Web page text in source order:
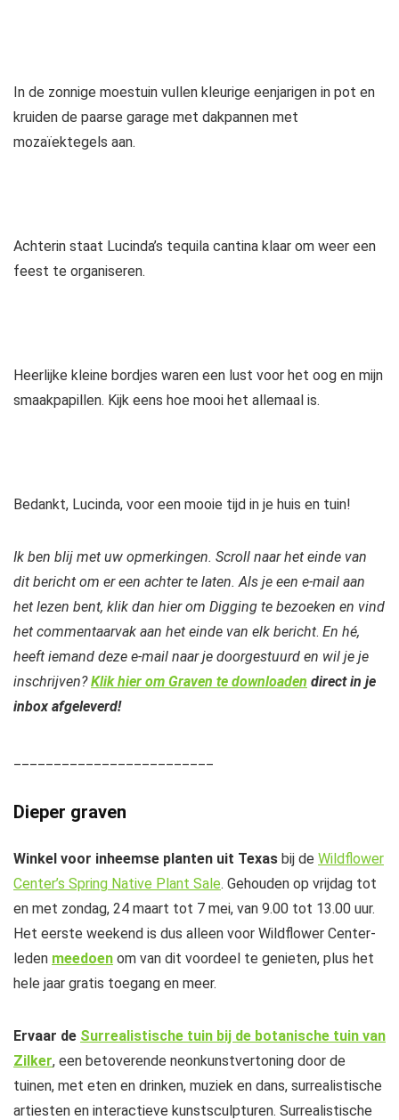
In de zonnige moestuin vullen kleurige eenjarigen in pot en
kruiden de paarse garage met dakpannen met
mozaïektegels aan.
Achterin staat Lucinda’s tequila cantina klaar om weer een
feest te organiseren.
Heerlijke kleine bordjes waren een lust voor het oog en mijn
smaakpapillen. Kijk eens hoe mooi het allemaal is.
Bedankt, Lucinda, voor een mooie tijd in je huis en tuin!
Ik ben blij met uw opmerkingen. Scroll naar het einde van
dit bericht om er een achter te laten. Als je een e-mail aan
het lezen bent, klik dan hier om Digging te bezoeken en vind
het commentaarvak aan het einde van elk bericht. En hé,
heeft iemand deze e-mail naar je doorgestuurd en wil je je
inschrijven?Klik hier om Graven te downloaden direct in je
inbox afgeleverd!
Dieper graven
Winkel voor inheemse planten uit Texas bij de Wildflower
Center’s Spring Native Plant Sale. Gehouden op vrijdag tot
en met zondag, 24 maart tot 7 mei, van 9.00 tot 13.00 uur.
Het eerste weekend is dus alleen voor Wildflower Center-
leden meedoen om van dit voordeel te genieten, plus het
hele jaar gratis toegang en meer.
Ervaar de Surrealistische tuin bij de botanische tuin van
Zilker, een betoverende neonkunstvertoning door de
tuinen, met eten en drinken, muziek en dans, surrealistische
artiesten en interactieve kunstsculpturen. Surrealistische